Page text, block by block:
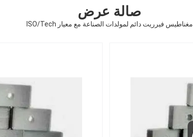
صالة عرض
مغناطيس فيرريت دائم لمولدات الصناعة مع معيار ISO/Tech